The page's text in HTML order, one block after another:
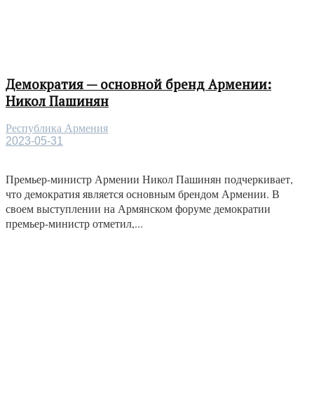
Демократия — основной бренд Армении:
Никол Пашинян
Республика Армения
2023-05-31
Премьер-министр Армении Никол Пашинян подчеркивает,
что демократия является основным брендом Армении. В
своем выступлении на Армянском форуме демократии
премьер-министр отметил,...